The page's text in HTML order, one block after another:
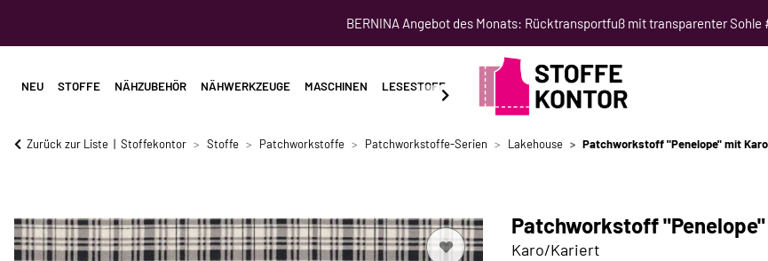
BERNINA Angebot des Monats: Rücktransportfuß mit transparenter Sohle
NEU STOFFE NÄHZUBEHÖR NÄHWERKZEUGE MASCHINEN LESESTOFF SCHNITTMUSTER NÄHKURSE
Zurück zur Liste Stoffekontor Stoffe Patchworkstoffe Patchworkstoffe-Serien Lakehouse Patchworkstoff "Penelope" mit
Patchworkstoff
Karo/Kariert